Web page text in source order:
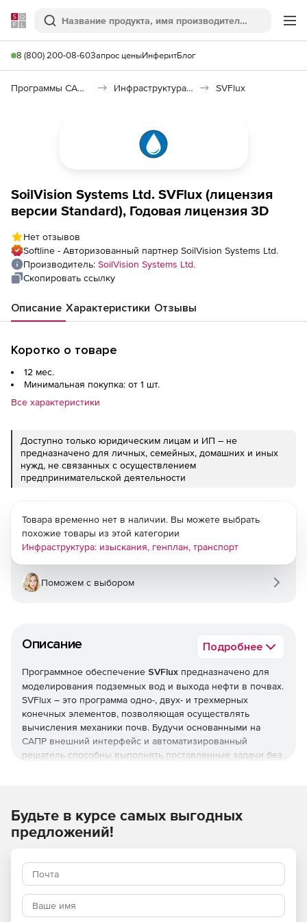
Softline
Поиск
8 (800) 200-08-60Запрос ценыИнферитБлог
Программы САПР и ГИС Инфраструктура: изыскания, генплан, транспорт SVFlux
SoilVision Systems Ltd. SVFlux (лицензия
версии Standard), Годовая лицензия 3D
Нет отзывов
Softline - Авторизованный партнер SoilVision Systems Ltd.
Производитель: SoilVision Systems Ltd.
Скопировать ссылку
Описание Характеристики Отзывы
Коротко о товаре
12 мес.
Минимальная покупка: от 1 шт.
Все характеристики
Доступно только юридическим лицам и ИП – не
предназначено для личных, семейных, домашних и иных
нужд, не связанных с осуществлением
предпринимательской деятельности
Описание Подробнее
Программное обеспечение SVFlux предназначено для
моделирования подземных вод и выхода нефти в почвах.
SVFlux – это программа одно-, двух- и трехмерных
конечных элементов, позволяющая осуществлять
вычисления механики почв. Будучи основанными на
САПР внешний интерфейс и автоматизированный
решатель способны выполнять поставленные задачи без
буровых скважин и поверхностных почв, в результате
чего создаются комплексные модели. Решение
дополнительные возможности анализа по методу «Монте-
Карло», пространственного варьирования, условия
климатической границы и др.).
Характеристики SVFlux:
Товара временно нет в наличии. Вы можете выбрать
похожие товары из этой категории
Инфраструктура: изыскания, генплан, транспорт
Поможем с выбором
Будьте в курсе самых выгодных
предложений!